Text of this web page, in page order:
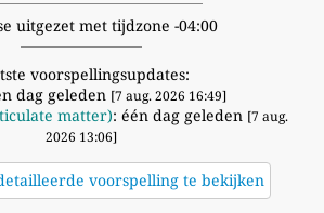
uitgezet met tijdzone -04:00
voorspellingsupdates:
dag geleden [7 aug. 2026 16:49]
matter): één dag geleden [7 aug.
2026 13:06]
voorspelling te bekijken